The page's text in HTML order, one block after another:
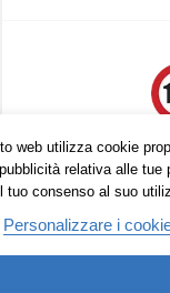
web utilizza cookie
relativa alle tue
tuo consenso al suo
Personalizzare i